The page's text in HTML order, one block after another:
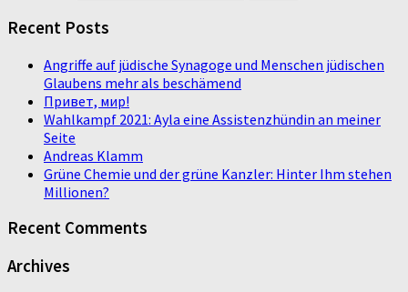
Recent Posts
Angriffe auf jüdische Synagoge und Menschen jüdischen
Glaubens mehr als beschämend
Привет, мир!
Wahlkampf 2021: Ayla eine Assistenzhündin an meiner
Seite
Andreas Klamm
Grüne Chemie und der grüne Kanzler: Hinter Ihm stehen
Millionen?
Recent Comments
Archives